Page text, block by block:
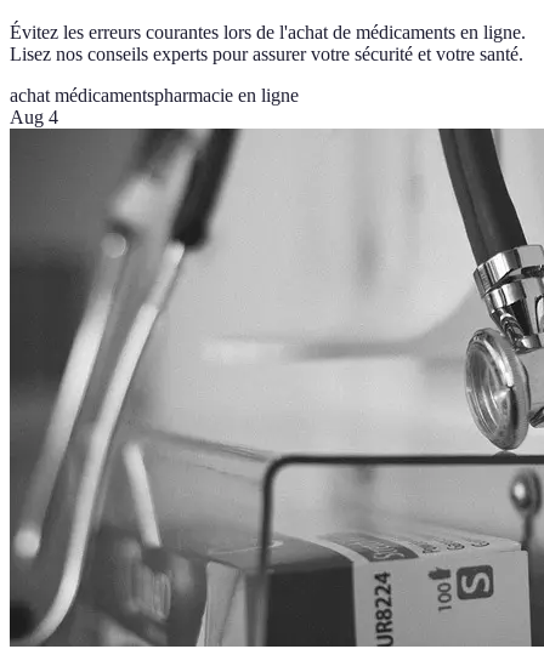
Évitez les erreurs courantes lors de l'achat de médicaments en ligne.
Lisez nos conseils experts pour assurer votre sécurité et votre santé.
achat médicamentspharmacie en ligne
Aug 4